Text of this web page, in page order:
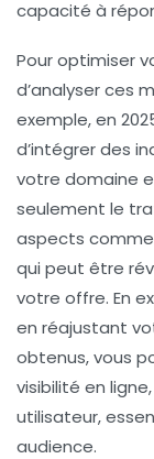
capacité à
Pour optimiser
d’analyser ces
exemple, en
d’intégrer des
votre domaine
seulement le
aspects
qui peut être
votre offre. En
en réajustant
obtenus, vous
visibilité en
utilisateur,
audience.